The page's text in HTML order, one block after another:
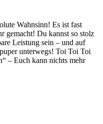
Wahnsinn! Es ist fast
gemacht! Du kannst so stolz
Leistung sein – und auf
unterwegs! Toi Toi Toi
– Euch kann nichts mehr